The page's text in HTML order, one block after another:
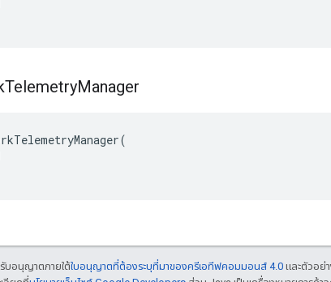
TelemetryManager
รับอนุญาตภายใต้ใบอนุญาตที่ต้องระบุที่มาของครีเอทีฟคอมมอนส์ 4.0 และตัวอย่